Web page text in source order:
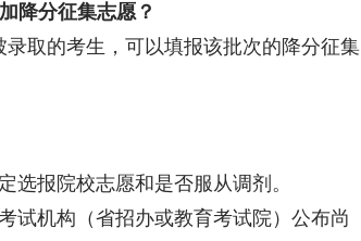
降分征集志愿？
取的考生，可以填报该批次的降分征集
报院校志愿和是否服从调剂。
机构（省招办或教育考试院）公布尚